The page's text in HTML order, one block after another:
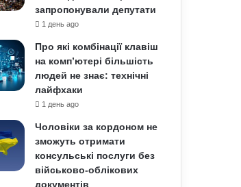
запропонували депутати
1 день ago
Про які комбінації клавіш
на комп’ютері більшість
людей не знає: технічні
лайфхаки
1 день ago
Чоловіки за кордоном не
зможуть отримати
консульські послуги без
військово-облікових
документів